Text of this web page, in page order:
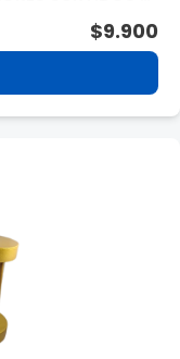
$9.900